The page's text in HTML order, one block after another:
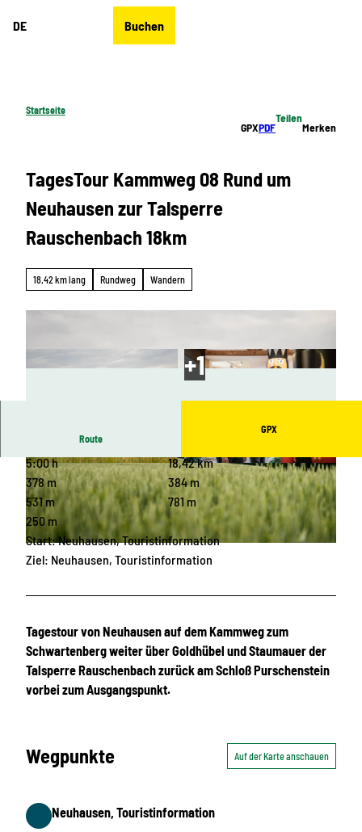
DE Buchen
Startseite
GPXPDF
Teilen
Merken
TagesTour Kammweg 08 Rund um
Neuhausen zur Talsperre
Rauschenbach 18km
18,42 km lang Rundweg Wandern
© Dirk Rückschloss, Erlebnisheimat Erzgebirge
|
CC-BY
© D. Stratmann, Erlebnisheimat Erzgebirge |
CC-BY
Route
GPX
5:00 h
18,42 km
378 m
384 m
531 m
781 m
250 m
Start: Neuhausen, Touristinformation
Ziel: Neuhausen, Touristinformation
Tagestour von Neuhausen auf dem Kammweg zum
Schwartenberg weiter über Goldhübel und Staumauer der
Talsperre Rauschenbach zurück am Schloß Purschenstein
vorbei zum Ausgangspunkt.
Wegpunkte Auf der Karte anschauen
Start
Neuhausen, Touristinformation